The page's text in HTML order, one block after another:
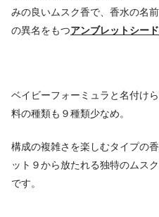
みの良いムスク香で、香水の名前
の異名をもつアンブレットシード
ベイビーフォーミュラと名付け
料の種類も９種類少なめ。
構成の複雑さを楽しむタイプの
ット９から放たれる独特のムス
です。